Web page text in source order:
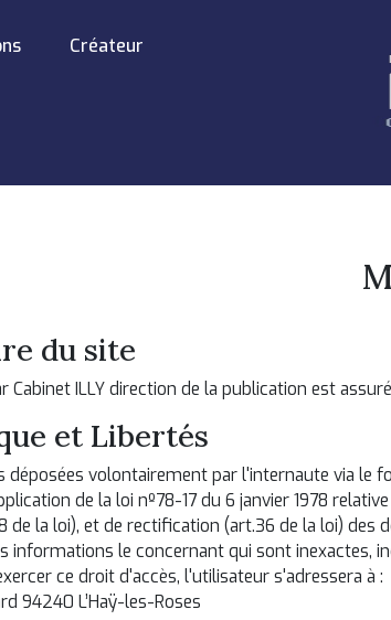
Créateur
du site
Cabinet ILLY direction de la publication est
et Libertés
déposées volontairement par l'internaute via
de la loi nº78-17 du 6 janvier 1978
de la loi), et de rectification (art.36 de la loi)
informations le concernant qui sont inexactes,
ce droit d'accès, l'utilisateur s'adressera à :
94240 L’Haÿ-les-Roses